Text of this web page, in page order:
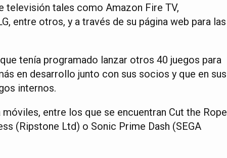
tales como Amazon Fire TV,
entre otros, y a través de su página web para las
tenía programado lanzar otros 40 juegos para
en desarrollo junto con sus socios y que en sus
internos.
entre los que se encuentran Cut the Rope
(Ripstone Ltd) o Sonic Prime Dash (SEGA